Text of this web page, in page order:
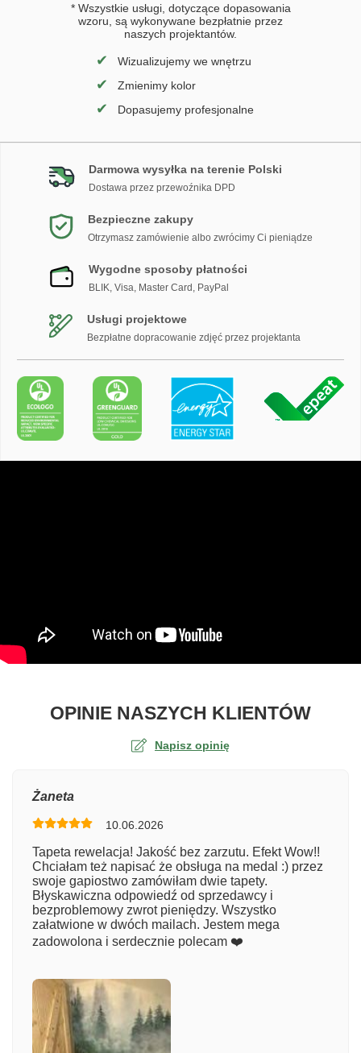
* Wszystkie usługi, dotyczące dopasowania
wzoru, są wykonywane bezpłatnie przez
naszych projektantów.
✔ Wizualizujemy we wnętrzu
✔ Zmienimy kolor
✔ Dopasujemy profesjonalne
Darmowa wysyłka na terenie Polski
Dostawa przez przewoźnika DPD
Bezpieczne zakupy
Otrzymasz zamówienie albo zwrócimy Ci pieniądze
Wygodne sposoby płatności
BLIK, Visa, Master Card, PayPal
Usługi projektowe
Bezpłatne dopracowanie zdjęć przez projektanta
OPINIE NASZYCH KLIENTÓWO
Napisz opinię
Numer zamówienia
Imię
Żaneta
10.06.2026
Tapeta rewelacja! Jakość bez zarzutu. Efekt Wow!!
Chciałam też napisać że obsługa na medal :) przez
swoje gapiostwo zamówiłam dwie tapety.
Błyskawiczna odpowiedź od sprzedawcy i
bezproblemowy zwrot pieniędzy. Wszystko
załatwione w dwóch mailach. Jestem mega
zadowolona i serdecznie polecam ❤️